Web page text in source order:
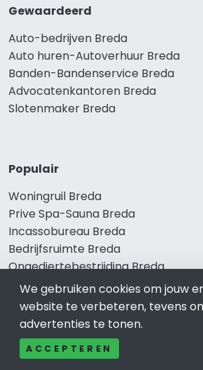
Gewaardeerd
Auto-bedrijven Breda
Auto huren-Autoverhuur Breda
Banden-Bandenservice Breda
Advocatenkantoren Breda
Slotenmaker Breda
Populair
Woningruil Breda
Prive Spa-Sauna Breda
Incassobureau Breda
Bedrijfsruimte Breda
Ongediertebestrijding Breda
We gebruiken cookies om jouw
website te verbeteren, tevens
advertenties te tonen.
ACCEPTEREN